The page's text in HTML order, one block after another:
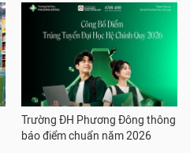
Trường ĐH Phương Đông thông
báo điểm chuẩn năm 2026